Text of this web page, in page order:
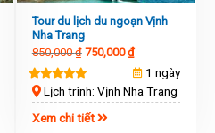
Tour du lịch du ngoạn Vịnh
Nha Trang
850,000₫ 750,000₫
1 ngày
Lịch trình: Vịnh Nha Trang
Xem chi tiết